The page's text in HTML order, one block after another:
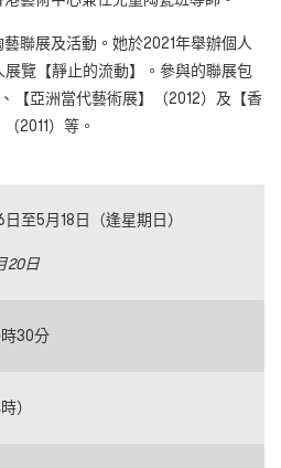
聯展及活動。她於2021年舉辦個人
覽【靜止的流動】。參與的聯展包
【亞洲當代藝術展】（2012）及【香
2011）等。
至5月18日（逢星期日）
20日
30分
）